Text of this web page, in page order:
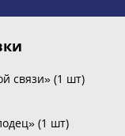
связи» (1 шт)
(1 шт)